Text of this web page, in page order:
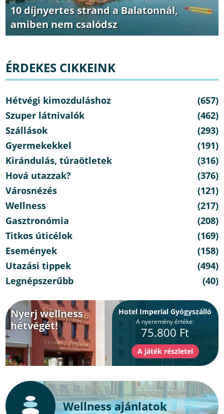
10 díjnyertes strand a Balatonnál,
amiben nem csalódsz
ÉRDEKES CIKKEINK
Hétvégi kimozduláshoz
(657)
Szuper látnivalók
(462)
Szállások
(293)
Gyermekekkel
(191)
Kirándulás, túraötletek
(316)
Hová utazzak?
(376)
Városnézés
(121)
Wellness
(217)
Gasztronómia
(208)
Titkos úticélok
(169)
Események
(158)
Utazási tippek
(494)
Legnépszerűbb
(40)
Nyerj wellness
hétvégét!
Hotel Imperial Gyógyszálló
A nyeremény értéke:
75.800 Ft
Wellness ajánlatok